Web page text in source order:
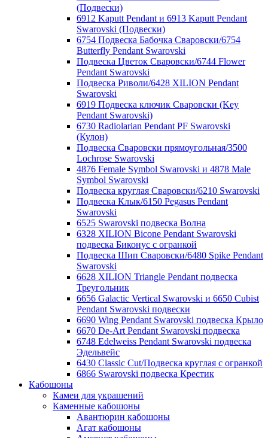
(Подвески)
6912 Kaputt Pendant и 6913 Kaputt Pendant
Swarovski (Подвески)
6754 Подвеска Бабочка Сваровски/6754
Butterfly Pendant Swarovski
Подвеска Цветок Сваровски/6744 Flower
Pendant Swarovski
Подвеска Риволи/6428 XILION Pendant
Swarovski
6919 Подвеска ключик Сваровски (Key
Pendant Swarovski)
6730 Radiolarian Pendant PF Swarovski
(Кулон)
Подвеска Сваровски прямоугольная/3500
Lochrose Swarovski
4876 Female Symbol Swarovski и 4878 Male
Symbol Swarovski
Подвеска круглая Сваровски/6210 Swarovski
Подвеска Клык/6150 Pegasus Pendant
Swarovski
6525 Swarovski подвеска Волна
6328 XILION Bicone Pendant Swarovski
подвеска Биконус c огранкой
Подвеска Шип Сваровски/6480 Spike Pendant
Swarovski
6628 XILION Triangle Pendant подвеска
Треугольник
6656 Galactic Vertical Swarovski и 6650 Cubist
Pendant Swarovski подвески
6690 Wing Pendant Swarovski подвеска Крыло
6670 De-Art Pendant Swarovski подвеска
6748 Edelweiss Pendant Swarovski подвеска
Эдельвейс
6430 Classic Cut/Подвеска круглая с огранкой
6866 Swarovski подвеска Крестик
Кабошоны
Камеи для украшений
Каменные кабошоны
Авантюрин кабошоны
Агат кабошоны